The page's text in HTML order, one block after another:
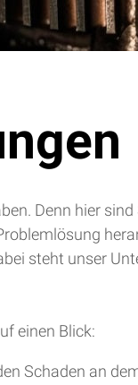
Denn hier
steht unser
einen Blick:
Schaden an